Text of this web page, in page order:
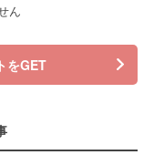
ん
をGET